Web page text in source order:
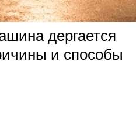
дергается
и способы